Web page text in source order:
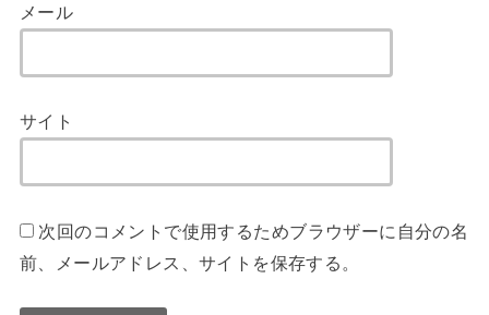
メール
サイト
次回のコメントで使用するためブラウザーに自分の名
前、メールアドレス、サイトを保存する。